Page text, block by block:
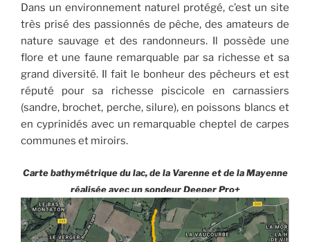
Dans un environnement naturel protégé, c’est un site
très prisé des passionnés de pêche, des amateurs de
nature sauvage et des randonneurs. Il possède une
flore et une faune remarquable par sa richesse et sa
grand diversité. Il fait le bonheur des pêcheurs et est
réputé pour sa richesse piscicole en carnassiers
(sandre, brochet, perche, silure), en poissons blancs et
en cyprinidés avec un remarquable cheptel de carpes
communes et miroirs.
Carte bathymétrique du lac, de la Varenne et de la Mayenne
réalisée avec un sondeur Deeper Pro+